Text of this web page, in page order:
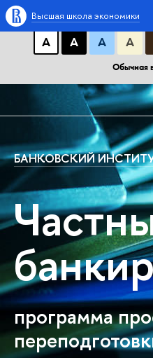
A A A АБB
А
А А А
Обычная
Высшая школа экономики
БАНКОВСКИЙ
программа